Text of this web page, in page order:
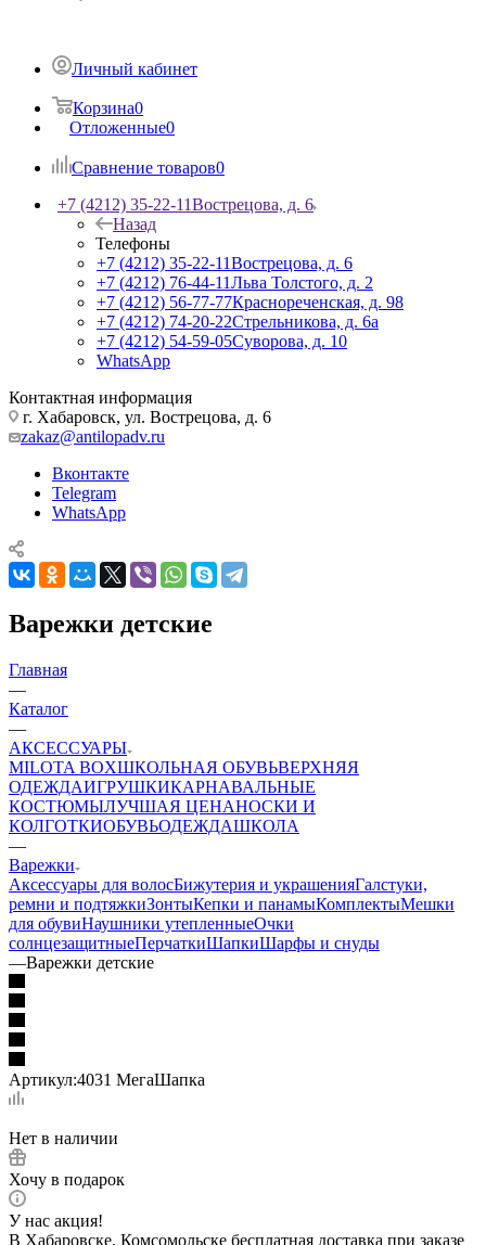
Личный кабинет
Корзина0
Отложенные0
Сравнение товаров0
+7 (4212) 35-22-11Вострецова, д. 6
Назад
Телефоны
+7 (4212) 35-22-11Вострецова, д. 6
+7 (4212) 76-44-11Льва Толстого, д. 2
+7 (4212) 56-77-77Краснореченская, д. 98
+7 (4212) 74-20-22Стрельникова, д. 6а
+7 (4212) 54-59-05Суворова, д. 10
WhatsApp
Контактная информация
г. Хабаровск, ул. Вострецова, д. 6
zakaz@antilopadv.ru
Вконтакте
Telegram
WhatsApp
Варежки детские
Главная
—
Каталог
—
АКСЕССУАРЫ
MILOTA BOXШКОЛЬНАЯ ОБУВЬВЕРХНЯЯ
ОДЕЖДАИГРУШКИКАРНАВАЛЬНЫЕ
КОСТЮМЫЛУЧШАЯ ЦЕНАНОСКИ И
КОЛГОТКИОБУВЬОДЕЖДАШКОЛА
—
Варежки
Аксессуары для волосБижутерия и украшенияГалстуки,
ремни и подтяжкиЗонтыКепки и панамыКомплектыМешки
для обувиНаушники утепленныеОчки
солнцезащитныеПерчаткиШапкиШарфы и снуды
—Варежки детские
Артикул:4031 МегаШапка
Нет в наличии
Хочу в подарок
У нас акция!
В Хабаровске, Комсомольске бесплатная доставка при заказе